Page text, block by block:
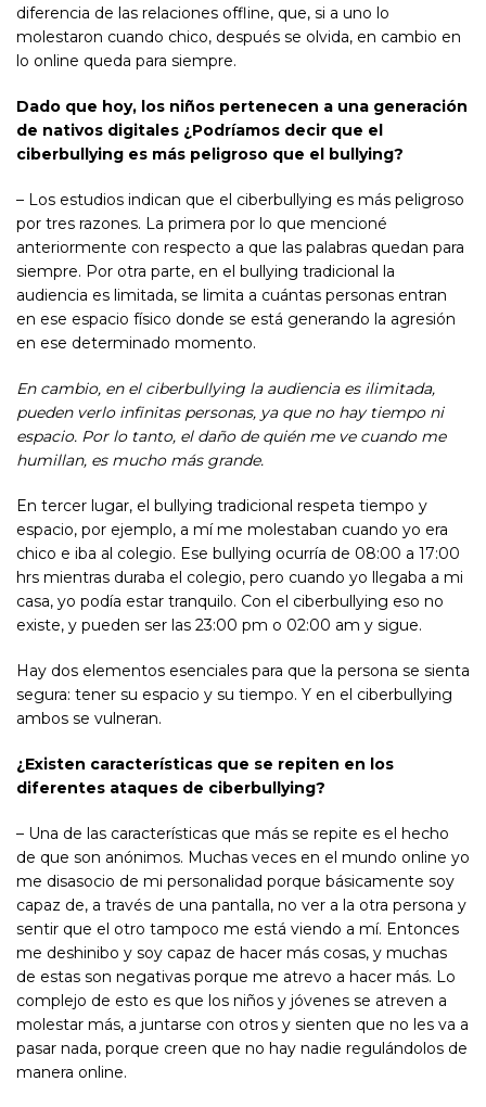
diferencia de las relaciones offline, que, si a uno lo
molestaron cuando chico, después se olvida, en cambio en
lo online queda para siempre.
Dado que hoy, los niños pertenecen a una generación
de nativos digitales ¿Podríamos decir que el
ciberbullying es más peligroso que el bullying?
– Los estudios indican que el ciberbullying es más peligroso
por tres razones. La primera por lo que mencioné
anteriormente con respecto a que las palabras quedan para
siempre. Por otra parte, en el bullying tradicional la
audiencia es limitada, se limita a cuántas personas entran
en ese espacio físico donde se está generando la agresión
en ese determinado momento.
En cambio, en el ciberbullying la audiencia es ilimitada,
pueden verlo infinitas personas, ya que no hay tiempo ni
espacio. Por lo tanto, el daño de quién me ve cuando me
humillan, es mucho más grande.
En tercer lugar, el bullying tradicional respeta tiempo y
espacio, por ejemplo, a mí me molestaban cuando yo era
chico e iba al colegio. Ese bullying ocurría de 08:00 a 17:00
hrs mientras duraba el colegio, pero cuando yo llegaba a mi
casa, yo podía estar tranquilo. Con el ciberbullying eso no
existe, y pueden ser las 23:00 pm o 02:00 am y sigue.
Hay dos elementos esenciales para que la persona se sienta
segura: tener su espacio y su tiempo. Y en el ciberbullying
ambos se vulneran.
¿Existen características que se repiten en los
diferentes ataques de ciberbullying?
– Una de las características que más se repite es el hecho
de que son anónimos. Muchas veces en el mundo online yo
me disasocio de mi personalidad porque básicamente soy
capaz de, a través de una pantalla, no ver a la otra persona y
sentir que el otro tampoco me está viendo a mí. Entonces
me deshinibo y soy capaz de hacer más cosas, y muchas
de estas son negativas porque me atrevo a hacer más. Lo
complejo de esto es que los niños y jóvenes se atreven a
molestar más, a juntarse con otros y sienten que no les va a
pasar nada, porque creen que no hay nadie regulándolos de
manera online.